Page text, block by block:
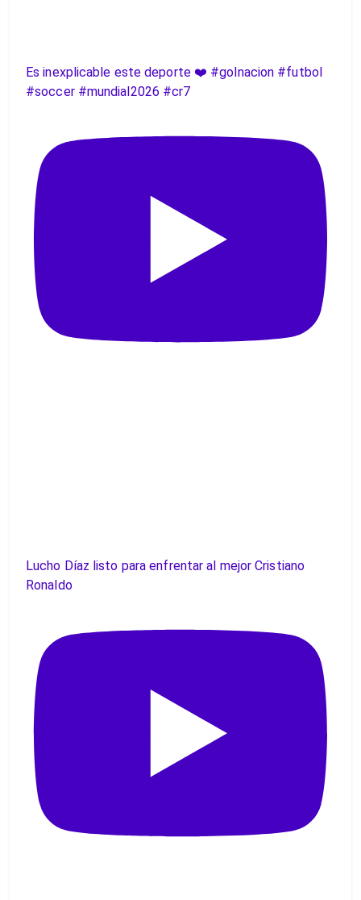
Es inexplicable este deporte ❤️ #golnacion #futbol
#soccer #mundial2026 #cr7
Lucho Díaz listo para enfrentar al mejor Cristiano
Ronaldo